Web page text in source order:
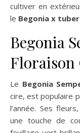
cultiver en
le Begonia x
Begonia
Floraison
Le Begonia
cire, est populaire
l’année. Ses
une touche de